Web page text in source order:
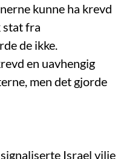
kunne ha krevd
stat fra
de ikke.
en uavhengig
men det gjorde
Israel vilje